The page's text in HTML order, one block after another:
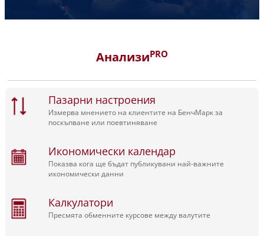
АнализиPRO
Пазарни настроения
Измерва мнението на клиентите на БенчМарк за
поскъпване или поевтиняване
Икономически календар
Показва кога ще бъдат публикувани най-важните
икономически данни
Калкулатори
Пресмята обменните курсове между валутите